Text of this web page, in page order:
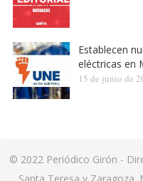
Establecen
eléctricas en
15 de junio de
© 2022 Periódico Girón -